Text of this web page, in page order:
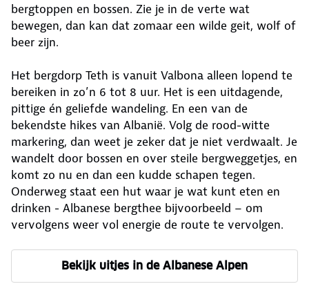
bergtoppen en bossen. Zie je in de verte wat
bewegen, dan kan dat zomaar een wilde geit, wolf of
beer zijn.
Het bergdorp Teth is vanuit Valbona alleen lopend te
bereiken in zo’n 6 tot 8 uur. Het is een uitdagende,
pittige én geliefde wandeling. En een van de
bekendste hikes van Albanië. Volg de rood-witte
markering, dan weet je zeker dat je niet verdwaalt. Je
wandelt door bossen en over steile bergweggetjes, en
komt zo nu en dan een kudde schapen tegen.
Onderweg staat een hut waar je wat kunt eten en
drinken - Albanese bergthee bijvoorbeeld – om
vervolgens weer vol energie de route te vervolgen.
Bekijk uitjes in de Albanese Alpen